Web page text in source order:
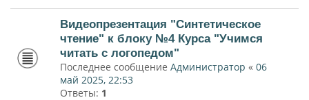
Видеопрезентация "Синтетическое
чтение" к блоку №4 Курса "Учимся
читать с логопедом"
Последнее сообщение Администратор « 06
май 2025, 22:53
Ответы: 1